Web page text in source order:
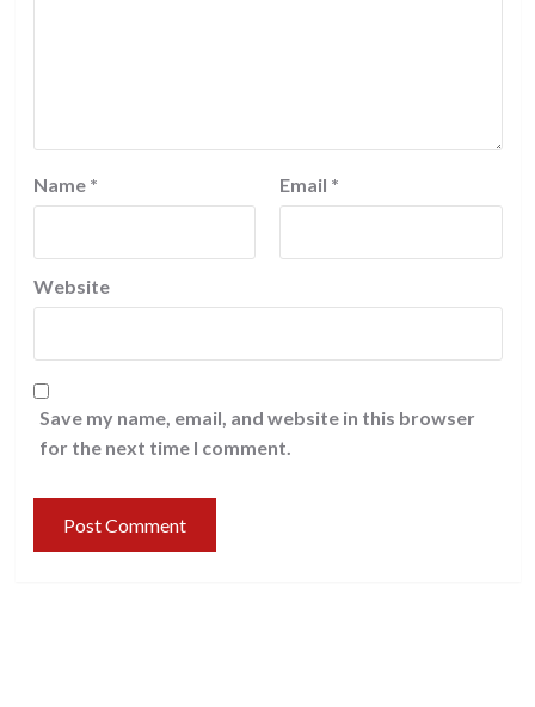
Name * Email *
Website
Save my name, email, and website in this browser
for the next time I comment.